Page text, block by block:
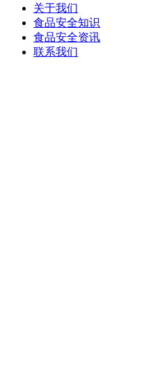
关于我们
食品安全知识
食品安全资讯
联系我们